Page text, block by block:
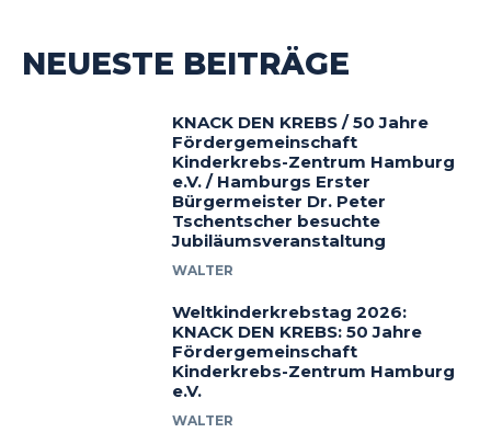
NEUESTE BEITRÄGE
KNACK DEN KREBS / 50 Jahre
Fördergemeinschaft
Kinderkrebs-Zentrum Hamburg
e.V. / Hamburgs Erster
Bürgermeister Dr. Peter
Tschentscher besuchte
Jubiläumsveranstaltung
WALTER
Weltkinderkrebstag 2026:
KNACK DEN KREBS: 50 Jahre
Fördergemeinschaft
Kinderkrebs-Zentrum Hamburg
e.V.
WALTER